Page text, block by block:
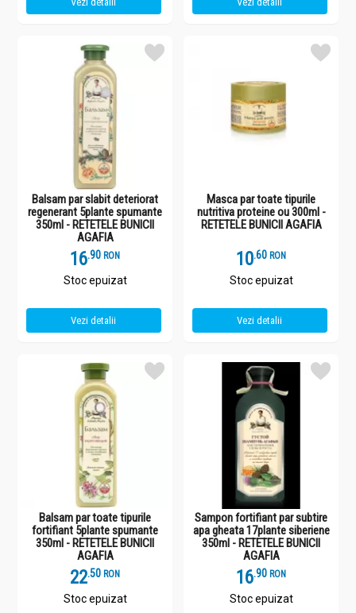
Balsam par slabit deteriorat
regenerant 5plante spumante
350ml - RETETELE BUNICII
AGAFIA
16.9 RON
Stoc epuizat
Vezi detalii
Masca par toate tipurile
nutritiva proteine ou 300ml -
RETETELE BUNICII AGAFIA
10.6 RON
Stoc epuizat
Vezi detalii
Balsam par toate tipurile
fortifiant 5plante spumante
350ml - RETETELE BUNICII
AGAFIA
22.5 RON
Stoc epuizat
Sampon fortifiant par subtire
apa gheata 17plante siberiene
350ml - RETETELE BUNICII
AGAFIA
16.9 RON
Stoc epuizat